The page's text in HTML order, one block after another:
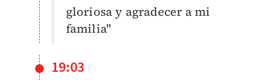
gloriosa y agradecer a mi
familia"
19:03